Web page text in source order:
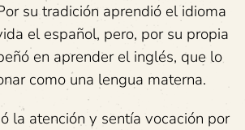
su tradición aprendió el idioma
el español, pero, por su propia
en aprender el inglés, que lo
como una lengua materna.
la atención y sentía vocación por